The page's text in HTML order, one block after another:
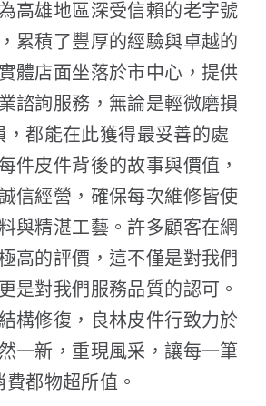
高雄地區深受信賴的老字號
累積了豐厚的經驗與卓越的
體店面坐落於市中心，提供
諮詢服務，無論是輕微磨損
，都能在此獲得最妥善的處
件皮件背後的故事與價值，
信經營，確保每次維修皆使
與精湛工藝。許多顧客在網
高的評價，這不僅是對我們
是對我們服務品質的認可。
構修復，良林皮件行致力於
一新，重現風采，讓每一筆
費都物超所值。